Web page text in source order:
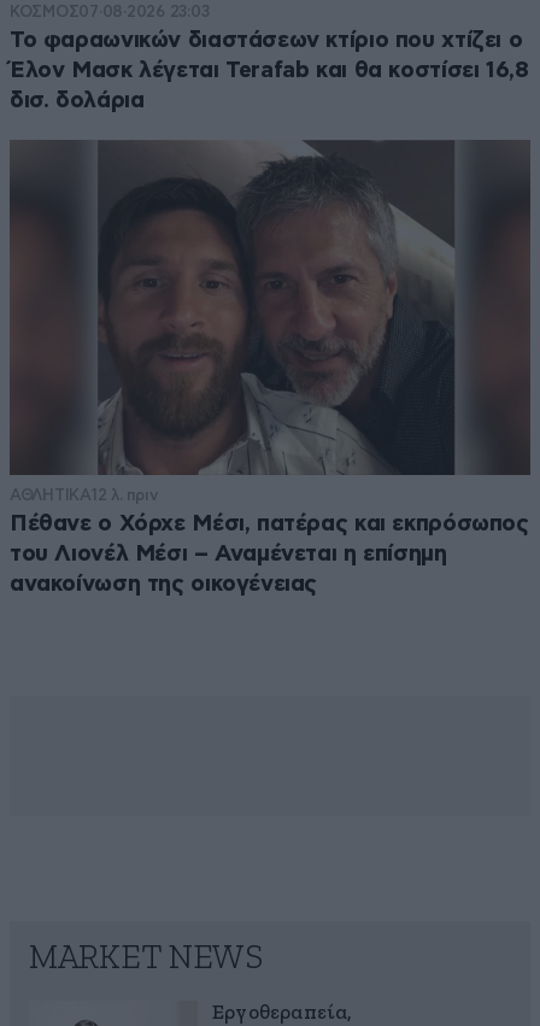
ΚΟΣΜΟΣ07·08·2026 23:03
Το φαραωνικών διαστάσεων κτίριο που χτίζει ο
Έλον Μασκ λέγεται Terafab και θα κοστίσει 16,8
δισ. δολάρια
ΑΘΛΗΤΙΚΑ12 λ. πριν
Πέθανε ο Χόρχε Μέσι, πατέρας και εκπρόσωπος
του Λιονέλ Μέσι – Αναμένεται η επίσημη
ανακοίνωση της οικογένειας
MARKET NEWS
Εργοθεραπεία,